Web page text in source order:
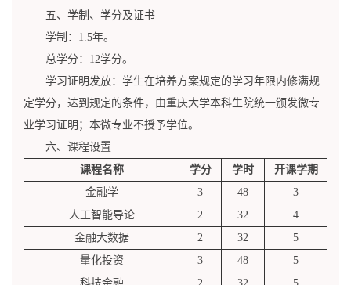
五、学制、学分及证书
学制：1.5年。
总学分：12学分。
学习证明发放：学生在培养方案规定的学习年限内修满规
定学分，达到规定的条件，由重庆大学本科生院统一颁发微专
业学习证明；本微专业不授予学位。
六、课程设置
课程名称
学分 学时
开课学期
金融学
3 48
3
人工智能导论
2 32
4
金融大数据
2 32
5
量化投资
3 48
5